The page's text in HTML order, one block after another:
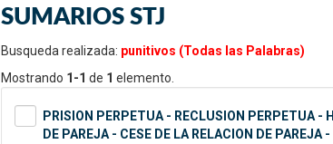
SUMARIOS STJ
Busqueda realizada: punitivos (Todas las Palabras)
Mostrando 1-1 de 1 elemento.
PRISION PERPETUA - RECLUSION PERPETUA -
DE PAREJA - CESE DE LA RELACION DE